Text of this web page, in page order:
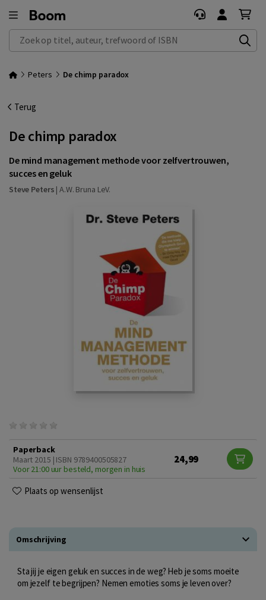
Zoek op titel, auteur, trefwoord of ISBN
Peters De chimp paradox
Terug
De chimp paradox
De mind management methode voor zelfvertrouwen,
succes en geluk
Steve Peters |A.W. Bruna LeV.
Paperback
Maart 2015 | ISBN 9789400505827
Voor 21:00 uur besteld, morgen in huis
24,99
Plaats op wensenlijst
Omschrijving
Sta jij je eigen geluk en succes in de weg? Heb je soms moeite
om jezelf te begrijpen? Nemen emoties soms je leven over?